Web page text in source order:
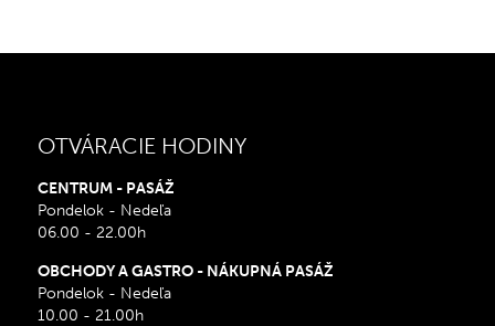
OTVÁRACIE HODINY
CENTRUM - PASÁŽ
Pondelok - Nedeľa
06.00 - 22.00h
OBCHODY A GASTRO - NÁKUPNÁ PASÁŽ
Pondelok - Nedeľa
10.00 - 21.00h